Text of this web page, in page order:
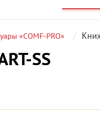
«COMF-PRO»
SS